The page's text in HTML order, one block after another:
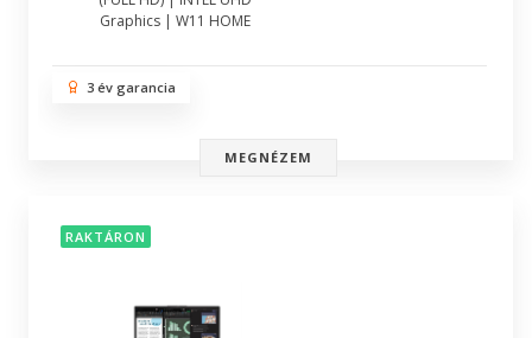
Graphics | W11 HOME
3 év garancia
MEGNÉZEM
RAKTÁRON